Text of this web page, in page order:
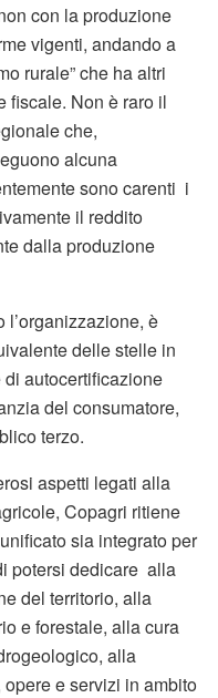
con la produzione
vigenti, andando a
rurale” che ha altri
fiscale. Non è raro il
che,
alcuna
sono carenti i
il reddito
dalla produzione
è
delle stelle in
autocertificazione
del consumatore,
terzo.
aspetti legati alla
Copagri ritiene
sia integrato per
potersi dedicare alla
del territorio, alla
e forestale, alla cura
alla
e servizi in ambito